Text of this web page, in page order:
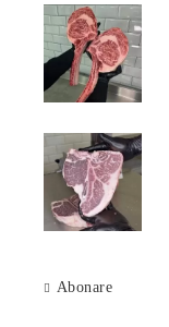
Abonare